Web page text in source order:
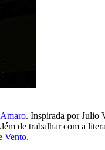
. Inspirada por Julio
de trabalhar com a
Vento.